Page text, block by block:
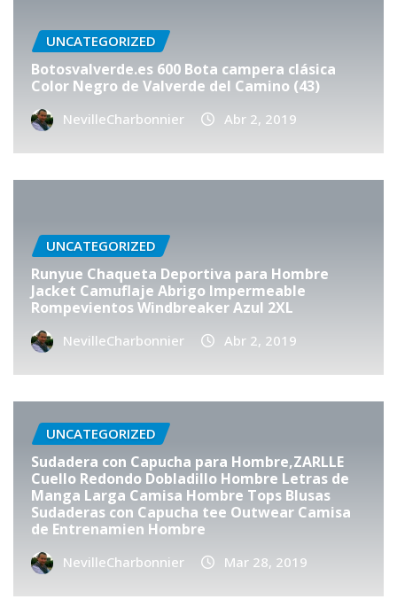
UNCATEGORIZED
Botosvalverde.es 600 Bota campera clásica
Color Negro de Valverde del Camino (43)
NevilleCharbonnier Abr 2, 2019
UNCATEGORIZED
Runyue Chaqueta Deportiva para Hombre
Jacket Camuflaje Abrigo Impermeable
Rompevientos Windbreaker Azul 2XL
NevilleCharbonnier Abr 2, 2019
UNCATEGORIZED
Sudadera con Capucha para Hombre,ZARLLE
Cuello Redondo Dobladillo Hombre Letras de
Manga Larga Camisa Hombre Tops Blusas
Sudaderas con Capucha tee Outwear Camisa
de Entrenamien Hombre
NevilleCharbonnier Mar 28, 2019